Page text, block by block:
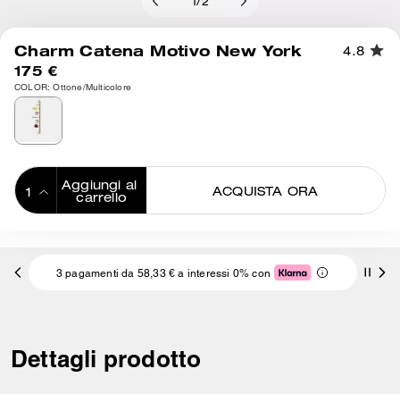
/2
Charm Catena Motivo New York 4.8
175 €
COLOR: Ottone/Multicolore
Aggiungi al
carrello
ACQUISTA ORA
3 pagamenti da 58,33 € a interessi 0% con
Dettagli prodotto